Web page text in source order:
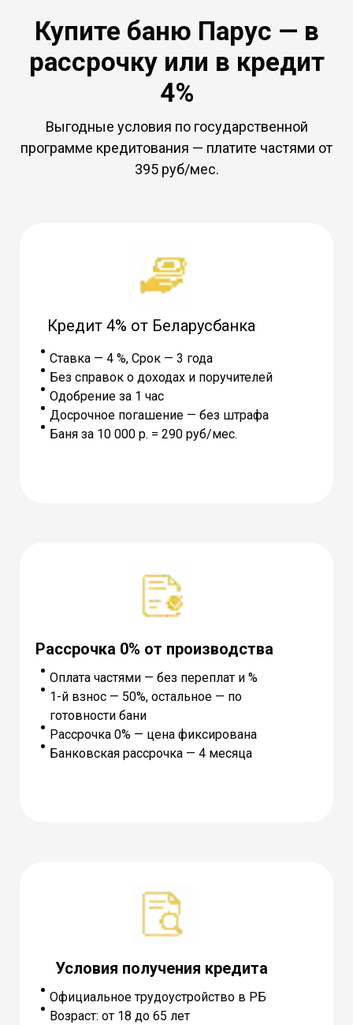
Купите баню Парус — в
рассрочку или в кредит
4%
Выгодные условия по государственной
программе кредитования — платите частями от
395 руб/мес.
Ставка — 4 %, Cрок — 3 года
Без справок о доходах и поручителей
Одобрение за 1 час
Досрочное погашение — без штрафа
Баня за 10 000 р. = 290 руб/мес.
Кредит 4% от Беларусбанка
Оплата частями — без переплат и %
1-й взнос — 50%, остальное — по
готовности бани
Рассрочка 0% — цена фиксирована
Банковская рассрочка — 4 месяца
Рассрочка 0% от производства
Официальное трудоустройство в РБ
Возраст: от 18 до 65 лет
Условия получения кредита